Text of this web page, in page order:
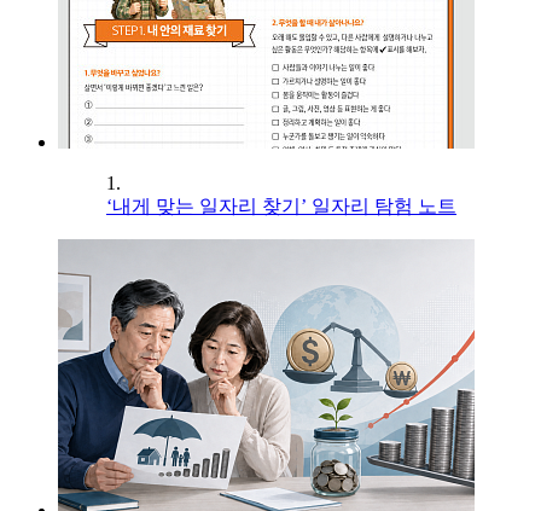
1.
‘내게 맞는 일자리 찾기’ 일자리 탐험 노트